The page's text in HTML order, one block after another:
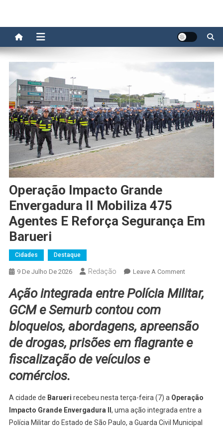
Operação Impacto Grande
Envergadura II Mobiliza 475
Agentes E Reforça Segurança Em
Barueri
Cidades Destaque
9 De Julho De 2026 Redação Leave A CommentOn
Impacto
II
Mobiliza
Segurança
Em
Barueri
Ação integrada entre Polícia Militar,
GCM e Semurb contou com
bloqueios, abordagens, apreensão
de drogas, prisões em flagrante e
fiscalização de veículos e
comércios.
A cidade de Barueri recebeu nesta terça-feira (7) a Operação
Impacto Grande Envergadura II , uma ação integrada entre a
Polícia Militar do Estado de São Paulo, a Guarda Civil Municipal